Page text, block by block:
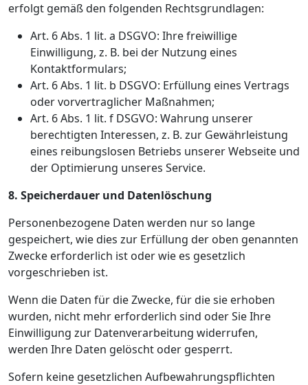
erfolgt gemäß den folgenden Rechtsgrundlagen:
Art. 6 Abs. 1 lit. a DSGVO: Ihre freiwillige
Einwilligung, z. B. bei der Nutzung eines
Kontaktformulars;
Art. 6 Abs. 1 lit. b DSGVO: Erfüllung eines Vertrags
oder vorvertraglicher Maßnahmen;
Art. 6 Abs. 1 lit. f DSGVO: Wahrung unserer
berechtigten Interessen, z. B. zur Gewährleistung
eines reibungslosen Betriebs unserer Webseite und
der Optimierung unseres Service.
8. Speicherdauer und Datenlöschung
Personenbezogene Daten werden nur so lange
gespeichert, wie dies zur Erfüllung der oben genannten
Zwecke erforderlich ist oder wie es gesetzlich
vorgeschrieben ist.
Wenn die Daten für die Zwecke, für die sie erhoben
wurden, nicht mehr erforderlich sind oder Sie Ihre
Einwilligung zur Datenverarbeitung widerrufen,
werden Ihre Daten gelöscht oder gesperrt.
Sofern keine gesetzlichen Aufbewahrungspflichten